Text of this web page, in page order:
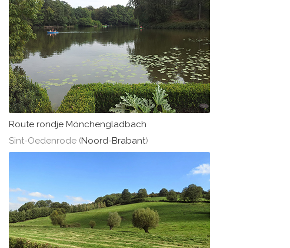
Route rondje Mönchengladbach
Sint-Oedenrode (Noord-Brabant)